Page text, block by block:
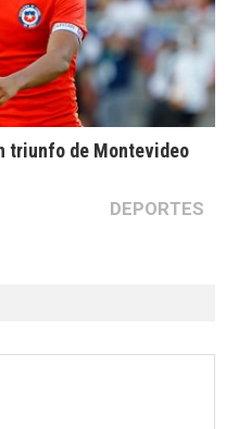
triunfo de Montevideo
DEPORTES